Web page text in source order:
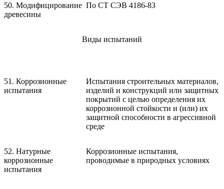
50. Модифицирование
древесины
По СТ СЭВ 4186-83
Виды испытаний
51. Коррозионные
испытания
Испытания строительных материалов,
изделий и конструкций или защитных
покрытий с целью определения их
коррозионной стойкости и (или) их
защитной способности в агрессивной
среде
52. Натурные
коррозионные
испытания
Коррозионные испытания,
проводимые в природных условиях